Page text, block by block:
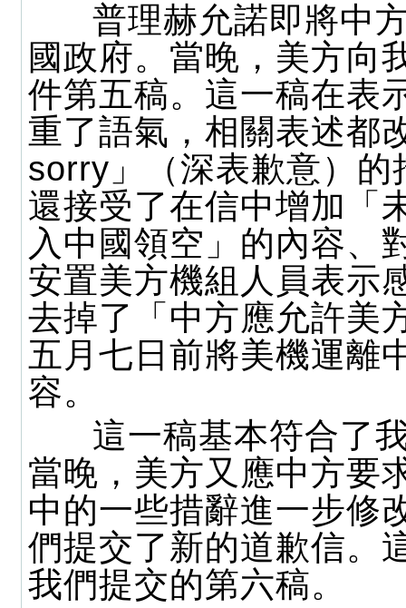
普理赫允諾即將中
國政府。當晚，美方向
件第五稿。這一稿在表
重了語氣，相關表述都
sorry」（深表歉意）的
還接受了在信中增加「
入中國領空」的內容、
安置美方機組人員表示
去掉了「中方應允許美
五月七日前將美機運離
容。
這一稿基本符合了
當晚，美方又應中方要
中的一些措辭進一步修
們提交了新的道歉信。
我們提交的第六稿。